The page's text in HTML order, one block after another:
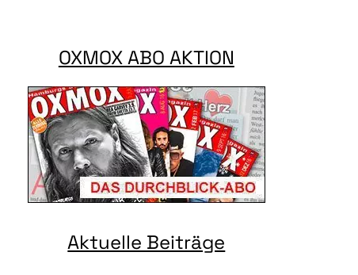
OXMOX ABO AKTION
Aktuelle Beiträge